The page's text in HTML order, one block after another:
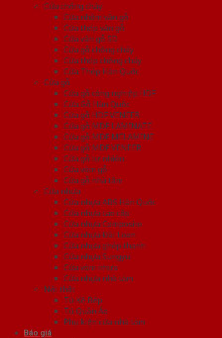
Cửa chống cháy
Cửa nhôm vân gỗ
Cửa thép vân gỗ
Cửa vân gỗ 5D
Cửa gỗ chống cháy
Cửa thép chống cháy
Cửa Thép Hàn Quốc
Cửa gỗ
Cửa gỗ công nghiệp HDF
Cửa Gỗ Hàn Quốc
Cửa gỗ HDF VENEER
Cửa gỗ MDF LAMINATE
Cửa gỗ MDF MELAMINE
Cửa gỗ MDF VENEER
Cửa gỗ tự nhiên
Cửa vòm gỗ
Cửa gỗ nhà tắm
Cửa nhựa
Cửa nhựa ABS Hàn Quốc
Cửa nhựa cao cấp
Cửa nhựa Composite
Cửa nhựa Đài Loan
Cửa nhựa ghép thanh
Cửa nhựa Sungyu
Cửa vòm nhựa
Cửa nhựa nhà tắm
Nội thất
Tủ Kệ Bếp
Tủ Quần Áo
Phụ kiện cửa nhà tắm
Báo giá